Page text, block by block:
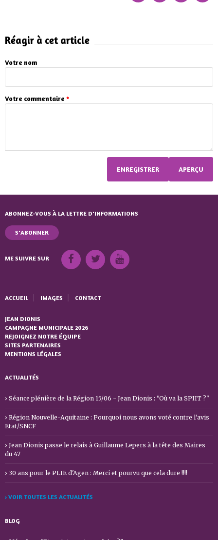
Réagir à cet article
Votre nom
Votre commentaire *
ABONNEZ-VOUS À LA LETTRE D'INFORMATIONS
S'ABONNER
ME SUIVRE SUR
ACCUEIL IMAGES CONTACT
JEAN DIONIS
CAMPAGNE MUNICIPALE 2026
REJOIGNEZ NOTRE ÉQUIPE
SITES PARTENAIRES
MENTIONS LÉGALES
ACTUALITÉS
Séance plénière de la Région 15/06 - Jean Dionis : "Où va la SPIIT ?"
Région Nouvelle-Aquitaine : Pourquoi nous avons voté contre l'avis
Etat/SNCF
Jean Dionis passe le relais à Guillaume Lepers à la tête des Maires
du 47
30 ans pour le PLIE d'Agen : Merci et pourvu que cela dure !!!!
› VOIR TOUTES LES ACTUALITÉS
BLOG